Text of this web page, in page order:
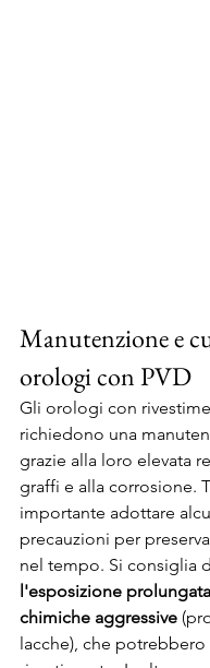
Manutenzione e
orologi con PVD
Gli orologi con
richiedono una
grazie alla loro elevata
graffi e alla corrosione.
importante adottare
precauzioni per
nel tempo. Si consiglia
l'esposizione
chimiche aggressive
lacche), che